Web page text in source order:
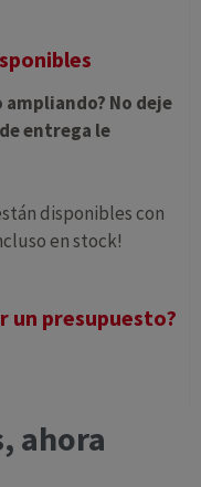
No deje
entrega le
disponibles con
en stock!
un presupuesto?
ahora